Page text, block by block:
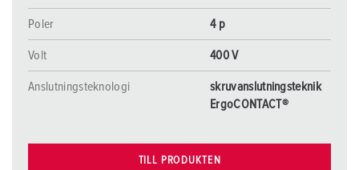
Poler 4 p
Volt 400 V
Anslutningsteknologi
skruvanslutningsteknik
ErgoCONTACT®
TILL PRODUKTEN